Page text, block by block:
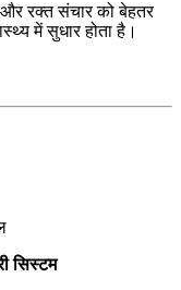
और रक्त संचार को बेहतर
में सुधार होता है।
सिस्टम